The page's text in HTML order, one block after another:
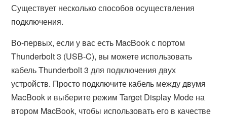
Существует несколько способов осуществления
подключения.
Во-первых, если у вас есть MacBook с портом
Thunderbolt 3 (USB-C), вы можете использовать
кабель Thunderbolt 3 для подключения двух
устройств. Просто подключите кабель между двумя
MacBook и выберите режим Target Display Mode на
втором MacBook, чтобы использовать его в качестве